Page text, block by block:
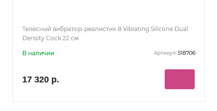
Телесный вибратор-реалистик 8 Vibrating Silicone Dual
Density Cock 22 см
В наличии Артикул: 518706
17 320 р.